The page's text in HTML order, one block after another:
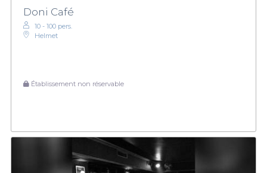
Doni Café
10 - 100 pers.
Helmet
Établissement non réservable